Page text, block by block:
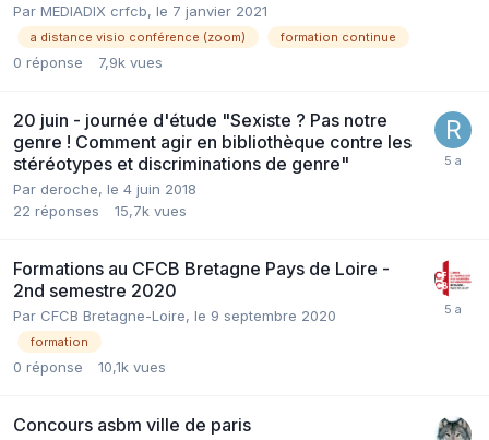
Par MEDIADIX crfcb, le 7 janvier 2021
a distance visio conférence (zoom) formation continue
0 réponse 7,9k vues
20 juin - journée d'étude "Sexiste ? Pas notre
genre ! Comment agir en bibliothèque contre les
stéréotypes et discriminations de genre"
Par deroche, le 4 juin 2018
22 réponses 15,7k vues
Formations au CFCB Bretagne Pays de Loire -
2nd semestre 2020
Par CFCB Bretagne-Loire, le 9 septembre 2020
formation
0 réponse 10,1k vues
Concours asbm ville de paris